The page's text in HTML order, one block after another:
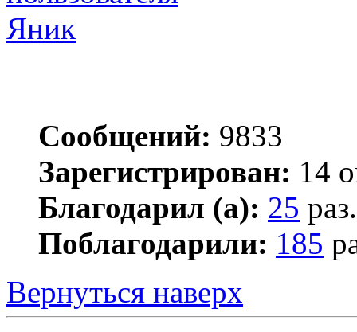
Яник
Сообщений: 9833
Зарегистрирован: 14
Благодарил (а): 25 раз.
Поблагодарили: 185
Вернуться наверх